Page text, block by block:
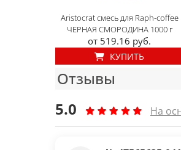
Aristocrat смесь для Raph-coffee
ЧЕРНАЯ СМОРОДИНА 1000 г
от 519.16 руб.
КУПИТЬ
Отзывы
5.0
На